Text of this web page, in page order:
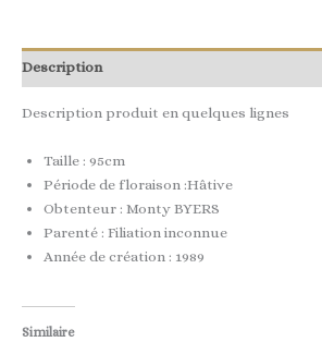
Description
Description produit en quelques lignes
Taille : 95cm
Période de floraison :Hâtive
Obtenteur : Monty BYERS
Parenté : Filiation inconnue
Année de création : 1989
Similaire